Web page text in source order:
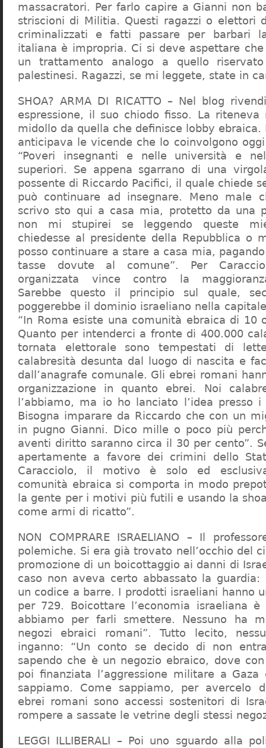
massacratori. Per farlo capire a Gianni non
striscioni di Militia. Questi ragazzi o elettori
criminalizzati e fatti passare per barbari
italiana è impropria. Ci si deve aspettare
un trattamento analogo a quello
palestinesi. Ragazzi, se mi leggete, state in
SHOA? ARMA DI RICATTO – Nel blog
espressione, il suo chiodo fisso. La
midollo da quella che definisce lobby ebraica.
anticipava le vicende che lo coinvolgono
“Poveri insegnanti e nelle università e
superiori. Se appena sgarrano di una
possente di Riccardo Pacifici, il quale chiede
può continuare ad insegnare. Meno male
scrivo sto qui a casa mia, protetto da una
non mi stupirei se leggendo queste
chiedesse al presidente della Repubblica o
posso continuare a stare a casa mia,
tasse dovute al comune”. Per
organizzata vince contro la
Sarebbe questo il principio sul quale,
poggerebbe il dominio israeliano nella
“In Roma esiste una comunità ebraica di 10
Quanto per intenderci a fronte di 400.000
tornata elettorale sono tempestati di
calabresità desunta dal luogo di nascita e
dall’anagrafe comunale. Gli ebrei romani
organizzazione in quanto ebrei. Noi
l’abbiamo, ma io ho lanciato l’idea presso
Bisogna imparare da Riccardo che con un
in pugno Gianni. Dico mille o poco più
aventi diritto saranno circa il 30 per cento”.
apertamente a favore dei crimini dello
Caracciolo, il motivo è solo ed
comunità ebraica si comporta in modo
la gente per i motivi più futili e usando la
come armi di ricatto”.
NON COMPRARE ISRAELIANO – Il
polemiche. Si era già trovato nell’occhio del
promozione di un boicottaggio ai danni di
caso non aveva certo abbassato la guardia:
un codice a barre. I prodotti israeliani hanno
per 729. Boicottare l’economia israeliana è
abbiamo per farli smettere. Nessuno ha
negozi ebraici romani”. Tutto lecito,
inganno: “Un conto se decido di non
sapendo che è un negozio ebraico, dove
poi finanziata l’aggressione militare a
sappiamo. Come sappiamo, per avercelo
ebrei romani sono accessi sostenitori di
rompere a sassate le vetrine degli stessi
LEGGI ILLIBERALI – Poi uno sguardo alla